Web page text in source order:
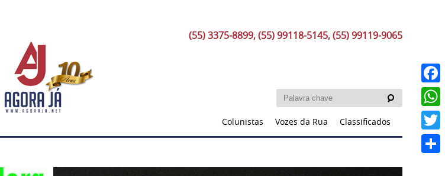
(55) 3375-8899, (55) 99118-5145, (55) 99119-9065
Colunistas
Vozes da Rua Classificados